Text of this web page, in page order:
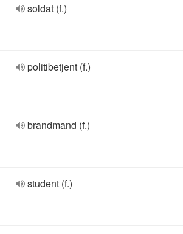
soldat (f.)
politibetjent (f.)
brandmand (f.)
student (f.)